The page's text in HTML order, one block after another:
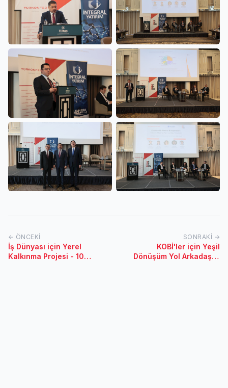
← ÖNCEKI
İş Dünyası için Yerel
Kalkınma Projesi - 10
SONRAKI →
KOBİ'ler için Yeşil
Dönüşüm Yol Arkadaşım